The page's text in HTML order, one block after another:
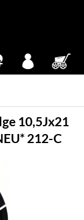
10,5Jx21
212-C